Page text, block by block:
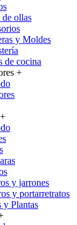
de ollas
y Moldes
de cocina
+
+
y jarrones
y portarretratos
y Plantas